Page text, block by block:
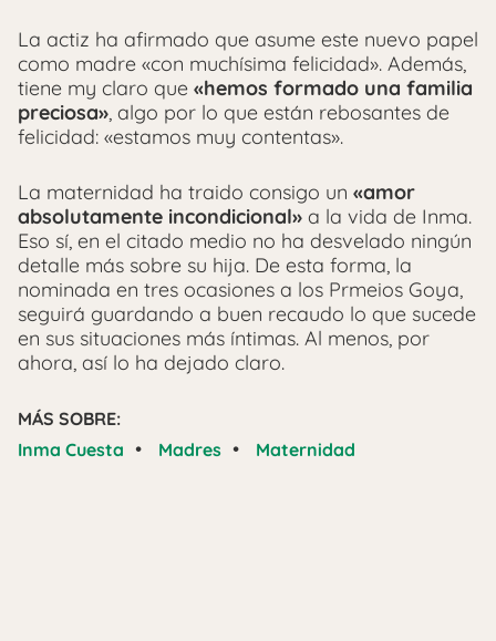
La actiz ha afirmado que asume este nuevo papel
como madre «con muchísima felicidad». Además,
tiene my claro que «hemos formado una familia
preciosa», algo por lo que están rebosantes de
felicidad: «estamos muy contentas».
La maternidad ha traido consigo un «amor
absolutamente incondicional» a la vida de Inma.
Eso sí, en el citado medio no ha desvelado ningún
detalle más sobre su hija. De esta forma, la
nominada en tres ocasiones a los Prmeios Goya,
seguirá guardando a buen recaudo lo que sucede
en sus situaciones más íntimas. Al menos, por
ahora, así lo ha dejado claro.
MÁS SOBRE:
Inma Cuesta • Madres • Maternidad